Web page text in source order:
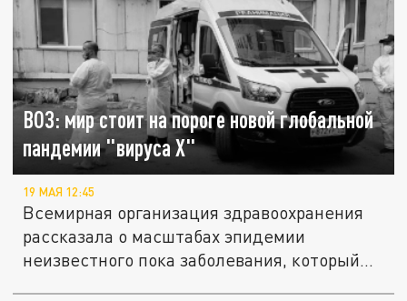
ВОЗ: мир стоит на пороге новой глобальной
пандемии "вируса Х"
19 МАЯ 12:45
Всемирная организация здравоохранения
рассказала о масштабах эпидемии
неизвестного пока заболевания, который...